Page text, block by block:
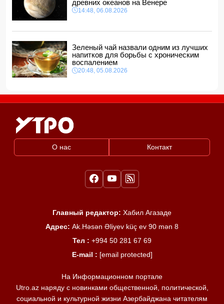
древних океанов на Венере
14:48, 06.08.2026
Зеленый чай назвали одним из лучших
напитков для борьбы с хроническим
воспалением
20:48, 05.08.2026
О нас Контакт
Главный редактор: Хабил Агазаде
Адрес: Ak.Həsən Əliyev küç ev 90 mən 8
Тел : +994 50 281 67 69
E-mail : [email protected]
На Информационном портале
Utro.az наряду с новинками общественной, политической,
социальной и культурной жизни Азербайджана читателям